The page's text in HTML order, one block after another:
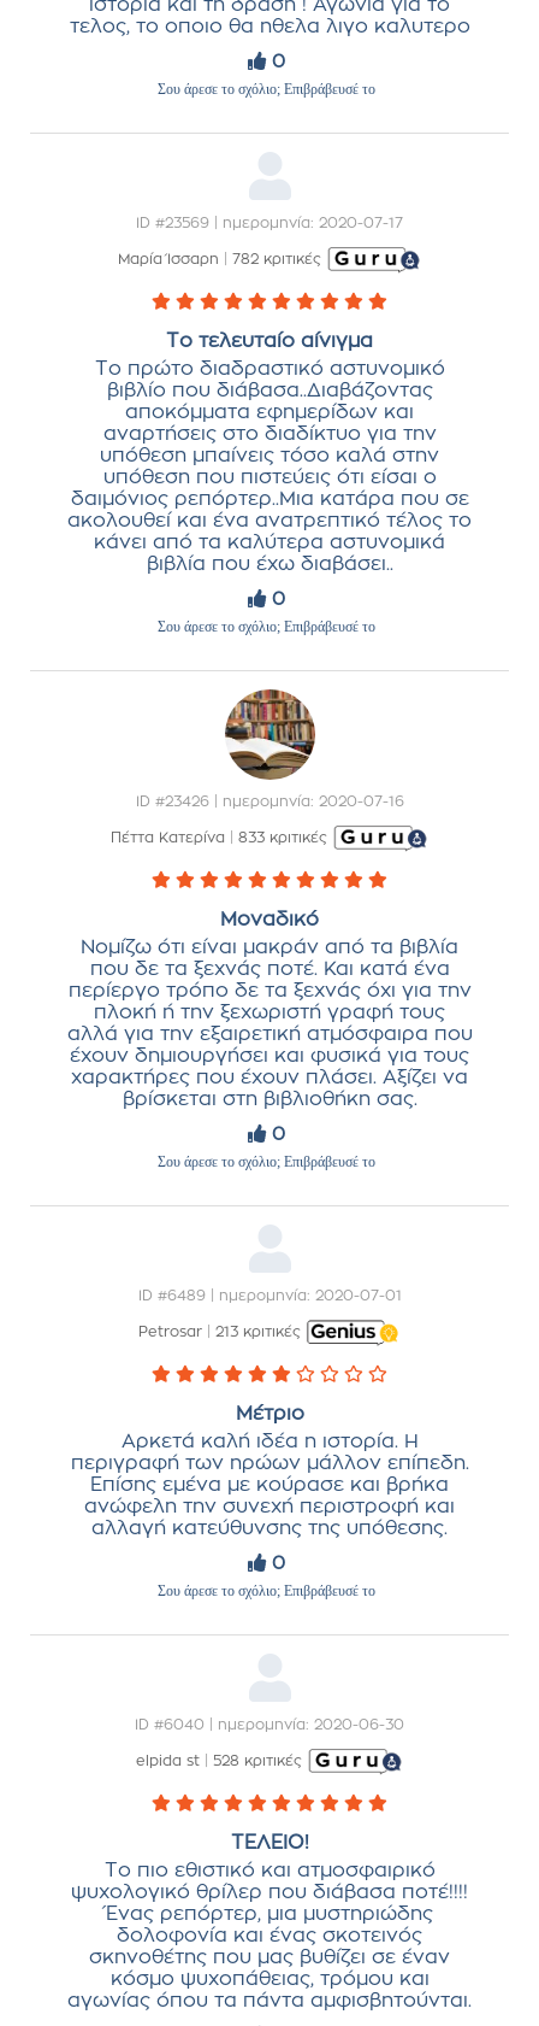
ιστορια και τη δράση ! Αγωνια για το
τελος, το οποιο θα ηθελα λιγο καλυτερο
0
Σου άρεσε το σχόλιο; Επιβράβευσέ το
ID #23569 | ημερομηνία: 2020-07-17
Μαρία Ίσσαρη 782 κριτικές
Το τελευταίο αίνιγμα
Το πρώτο διαδραστικό αστυνομικό
βιβλίο που διάβασα..Διαβάζοντας
αποκόμματα εφημερίδων και
αναρτήσεις στο διαδίκτυο για την
υπόθεση μπαίνεις τόσο καλά στην
υπόθεση που πιστεύεις ότι είσαι ο
δαιμόνιος ρεπόρτερ..Μια κατάρα που σε
ακολουθεί και ένα ανατρεπτικό τέλος το
κάνει από τα καλύτερα αστυνομικά
βιβλία που έχω διαβάσει..
0
Σου άρεσε το σχόλιο; Επιβράβευσέ το
ID #23426 | ημερομηνία: 2020-07-16
Πέττα Κατερίνα |833 κριτικές
Μοναδικό
Νομίζω ότι είναι μακράν από τα βιβλία
που δε τα ξεχνάς ποτέ. Και κατά ένα
περίεργο τρόπο δε τα ξεχνάς όχι για την
πλοκή ή την ξεχωριστή γραφή τους
αλλά για την εξαιρετική ατμόσφαιρα που
έχουν δημιουργήσει και φυσικά για τους
χαρακτήρες που έχουν πλάσει. Αξίζει να
βρίσκεται στη βιβλιοθήκη σας.
0
Σου άρεσε το σχόλιο; Επιβράβευσέ το
ID #6489 | ημερομηνία: 2020-07-01
Petrosar| 213 κριτικές
Μέτριο
Αρκετά καλή ιδέα η ιστορία. Η
περιγραφή των ηρώων μάλλον επίπεδη.
Επίσης εμένα με κούρασε και βρήκα
ανώφελη την συνεχή περιστροφή και
αλλαγή κατεύθυνσης της υπόθεσης.
0
Σου άρεσε το σχόλιο; Επιβράβευσέ το
ID #6040 | ημερομηνία: 2020-06-30
elpida st 528 κριτικές
ΤΕΛΕΙΟ!
Το πιο εθιστικό και ατμοσφαιρικό
ψυχολογικό θρίλερ που διάβασα ποτέ!!!!
Ένας ρεπόρτερ, μια μυστηριώδης
δολοφονία και ένας σκοτεινός
σκηνοθέτης που μας βυθίζει σε έναν
κόσμο ψυχοπάθειας, τρόμου και
αγωνίας όπου τα πάντα αμφισβητούνται.